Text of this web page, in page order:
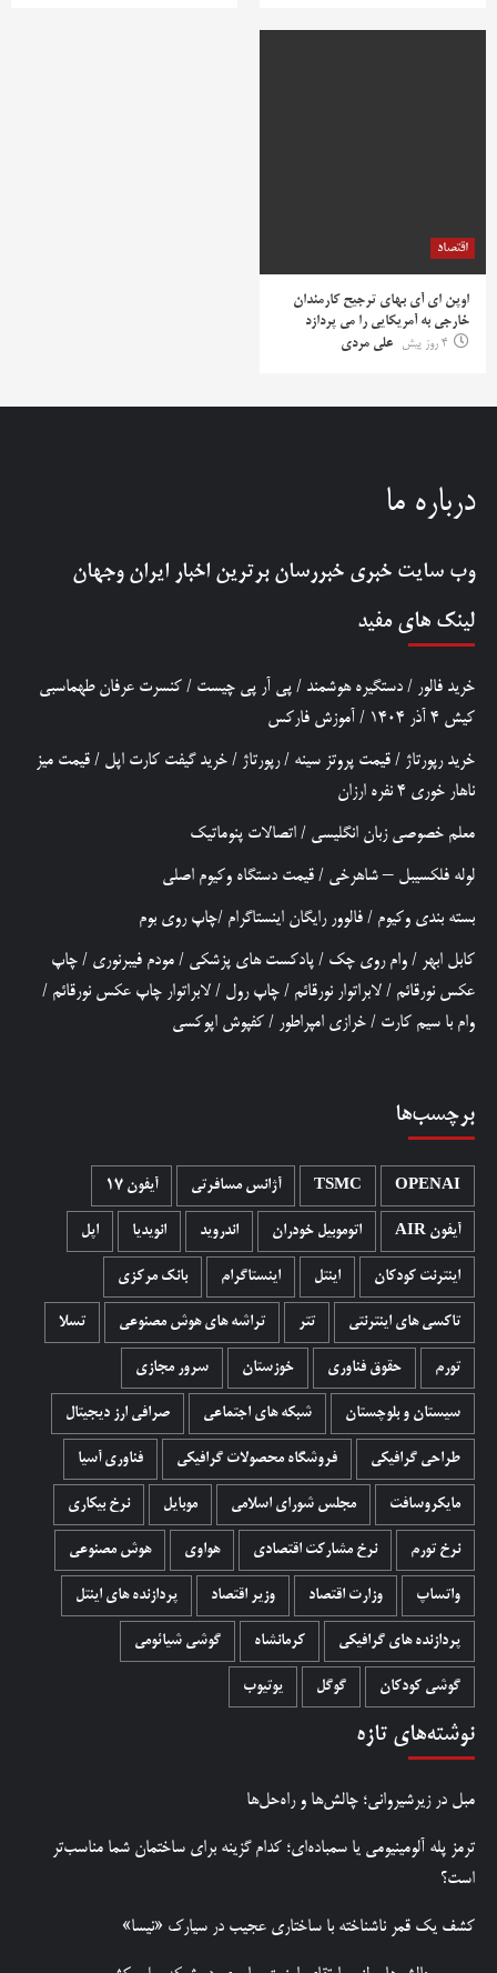
اقتصاد
اوپن ای آی بهای ترجیح کارمندان
خارجی به آمریکایی را می پردازد
4 روز پیش
علی مردی
درباره ما
وب سایت خبری خبررسان برترین اخبار ایران وجهان
لینک های مفید
خرید فالور / دستگیره هوشمند / پی آر پی چیست / کنسرت عرفان طهماسبی
کیش 4 آذر 1404
/ آموزش فارکس
خرید رپورتاژ / قیمت پروتز سینه /رپورتاژ / خرید گیفت کارت اپل / قیمت میز
ناهار خوری 4 نفره ارزان
معلم خصوصی زبان انگلیسی / اتصالات پنوماتیک
لوله فلکسیبل – شاهرخی / قیمت دستگاه وکیوم اصلی
بسته بندی وکیوم / فالوور رایگان اینستاگرام /چاپ روی بوم
کابل ابهر / وام روی چک / پادکست های پزشکی / مودم فیبرنوری / چاپ
عکس نورقائم / لابراتوار نورقائم / چاپ رول / لابراتوار چاپ عکس نورقائم /
وام با سیم کارت / خرازی امپراطور / کفپوش اپوکسی
برچسب‌ها
OPENAI
TSMC آژانس مسافرتی آیفون 17
آیفون AIR اتوموبیل خودران اندروید انویدیا اپل
اینترنت کودکان اینتل اینستاگرام بانک مرکزی
تاکسی های اینترنتی تتر تراشه های هوش مصنوعی تسلا
تورم حقوق فناوری خوزستان سرور مجازی
سیستان و بلوچستان شبکه های اجتماعی صرافی ارز دیجیتال
طراحی گرافیکی فروشگاه محصولات گرافيکی فناوری آسیا
مایکروسافت مجلس شورای اسلامی موبایل نرخ بیکاری
نرخ تورم نرخ مشارکت اقتصادی هواوی هوش مصنوعی
واتساپ وزارت اقتصاد وزیر اقتصاد پردازنده های اینتل
پردازنده های گرافیکی کرمانشاه گوشی شیائومی
گوشی کودکان گوگل یوتیوب
نوشته‌های تازه
مبل در زیرشیروانی؛ چالش‌ها و راه‌حل‌ها
ترمز پله آلومینیومی یا سمباده‌ای؛ کدام گزینه برای ساختمان شما مناسب‌تر
است؟
کشف یک قمر ناشناخته با ساختاری عجیب در سیارک «نیسا»